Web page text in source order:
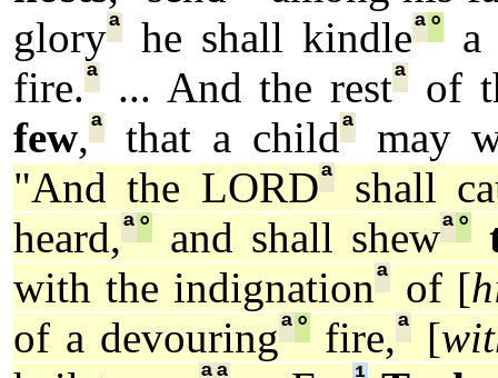
gloryª he shall kindleª°
a
fire.ª ... And the restª
of
few,ª that a childªmay
"And the LORDª
shall
heard,ª° and shall shewª°
with the indignationª of [
of a devouringª°fire,ª [